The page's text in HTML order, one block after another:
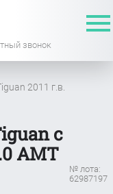
звонок
2011 г.в.
с
АМТ
№ лота:
62987197